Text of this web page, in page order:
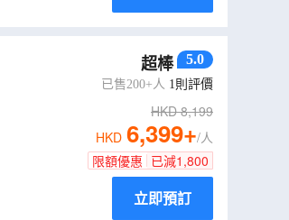
超棒 5.0
已售200+人 1則評價
HKD8,199
HKD 6,399+/人
限額優惠 已減1,800
立即預訂